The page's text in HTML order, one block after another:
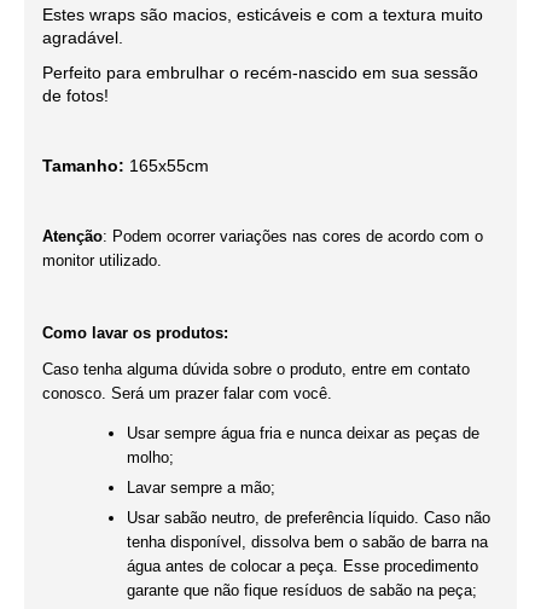
Estes wraps são macios, esticáveis e com a textura muito
agradável.
Perfeito para embrulhar o recém-nascido em sua sessão
de fotos!
Tamanho: 165x55cm
Atenção: Podem ocorrer variações nas cores de acordo com o
monitor utilizado.
Como lavar os produtos:
Caso tenha alguma dúvida sobre o produto, entre em contato
conosco. Será um prazer falar com você.
Usar sempre água fria e nunca deixar as peças de
molho;
Lavar sempre a mão;
Usar sabão neutro, de preferência líquido. Caso não
tenha disponível, dissolva bem o sabão de barra na
água antes de colocar a peça. Esse procedimento
garante que não fique resíduos de sabão na peça;